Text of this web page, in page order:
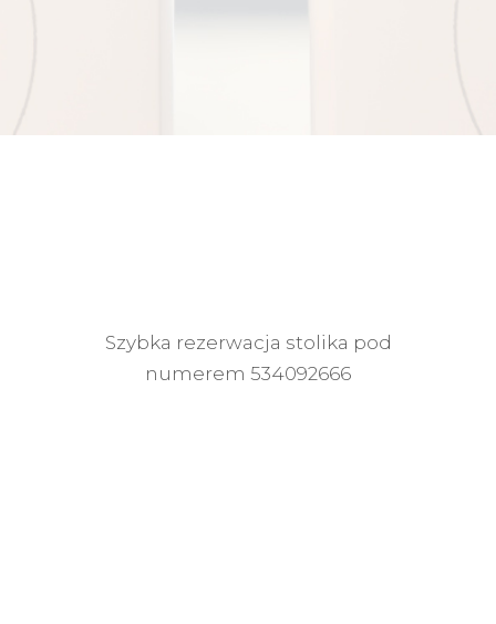
Szybka rezerwacja stolika pod
numerem 534092666